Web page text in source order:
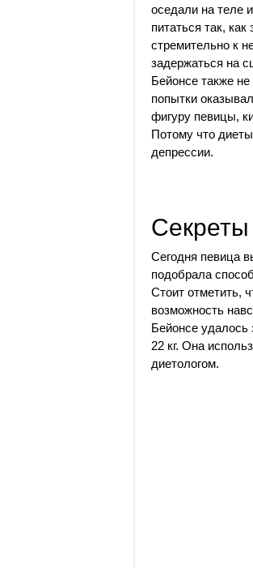
оседали на теле
питаться так,
стремительно к
задержаться на
Бейонсе также
попытки
фигуру певицы,
Потому что
депрессии.
Секреты
Сегодня певица
подобрала
Стоит отметить,
возможность
Бейонсе удалось
22 кг. Она
диетологом.